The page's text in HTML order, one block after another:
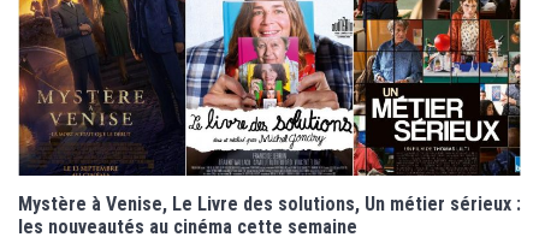
Mystère à Venise, Le Livre des solutions, Un métier sérieux :
les nouveautés au cinéma cette semaine